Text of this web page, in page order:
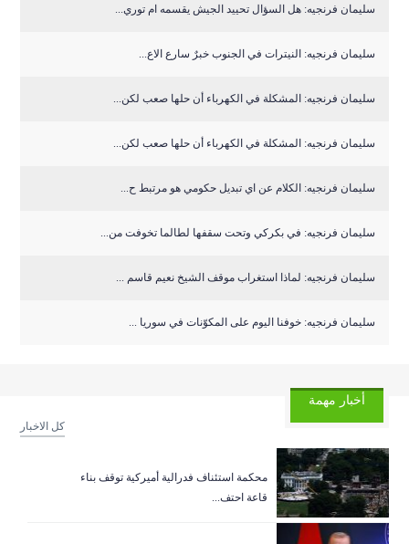
سليمان فرنجيه: هل السؤال تحييد الجيش يقسمه ام توري...
سليمان فرنجيه: النيترات في الجنوب خبرٌ سارع الاع...
سليمان فرنجيه: المشكلة في الكهرباء أن حلها صعب لكن...
سليمان فرنجيه: المشكلة في الكهرباء أن حلها صعب لكن...
سليمان فرنجيه: الكلام عن اي تبديل حكومي هو مرتبط ح...
سليمان فرنجيه: في بكركي وتحت سقفها لطالما تخوفت من...
سليمان فرنجيه: لماذا استغراب موقف الشيخ نعيم قاسم ...
سليمان فرنجيه: خوفنا اليوم على المكوّنات في سوريا ...
أخبار مهمة
كل الاخبار
‏محكمة استئناف فدرالية أميركية توقف بناء
قاعة احتف...